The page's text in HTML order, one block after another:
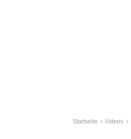
Startseite Videos